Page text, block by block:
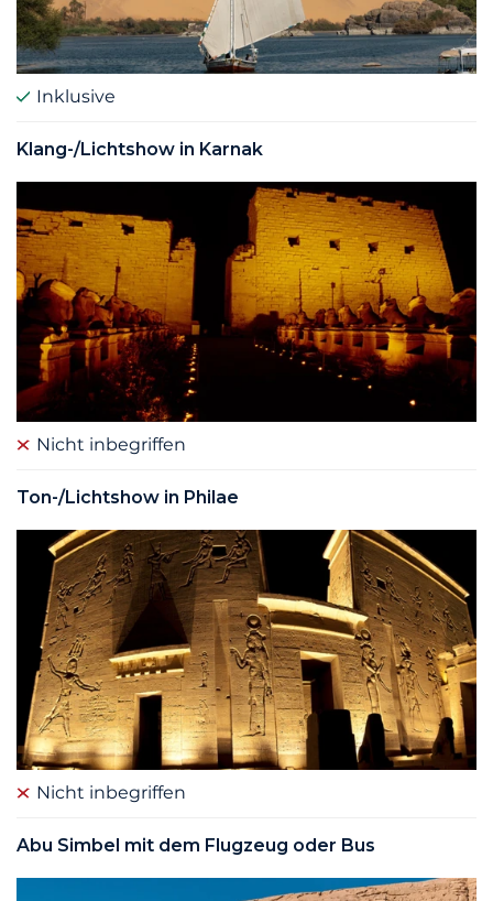
Inklusive
Klang-/Lichtshow in Karnak
Nicht inbegriffen
Ton-/Lichtshow in Philae
Nicht inbegriffen
Abu Simbel mit dem Flugzeug oder Bus